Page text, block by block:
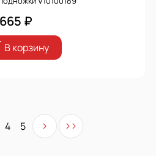
665 ₽
В корзину
4 5